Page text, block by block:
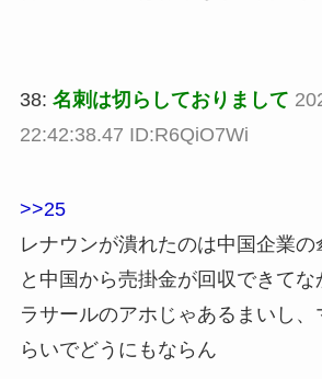
38: 名刺は切らしておりまして
22:42:38.47 ID:R6QiO7Wi
>>25
レナウンが潰れたのは中国企業
と中国から売掛金が回収できてな
ラサールのアホじゃあるまいし、
らいでどうにもならん